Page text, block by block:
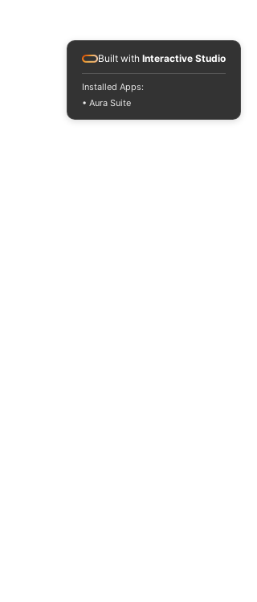
Built with Interactive Studio
Installed Apps:
• Aura Suite